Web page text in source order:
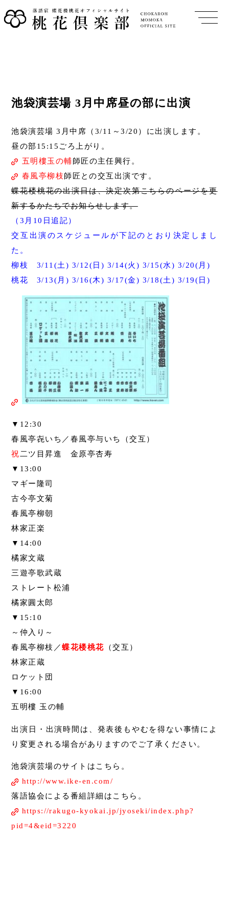
池袋演芸場 3月中席昼の部に出演
池袋演芸場 3月中席（3/11～3/20）に出演します。
昼の部15:15ごろ上がり。
五明樓玉の輔師匠の主任興行。
春風亭柳枝師匠との交互出演です。
蝶花楼桃花の出演日は、決定次第こちらのページを更
新するかたちでお知らせします。
（3月10日追記）
交互出演のスケジュールが下記のとおり決定しまし
た。
柳枝 3/11(土) 3/12(日) 3/14(火) 3/15(水) 3/20(月)
桃花 3/13(月) 3/16(木) 3/17(金) 3/18(土) 3/19(日)
▼12:30
春風亭㐂いち／春風亭与いち（交互）
祝 二ツ目昇進 金原亭杏寿
▼13:00
マギー隆司
古今亭文菊
春風亭柳朝
林家正楽
▼14:00
橘家文蔵
三遊亭歌武蔵
ストレート松浦
橘家圓太郎
▼15:10
～仲入り～
春風亭柳枝／蝶花楼桃花 （交互）
林家正蔵
ロケット団
▼16:00
五明樓 玉の輔
出演日・出演時間は、発表後もやむを得ない事情によ
り変更される場合がありますのでご了承ください。
池袋演芸場のサイトはこちら。
http://www.ike-en.com/
落語協会による番組詳細はこちら。
https://rakugo-kyokai.jp/jyoseki/index.php?
pid=4&eid=3220